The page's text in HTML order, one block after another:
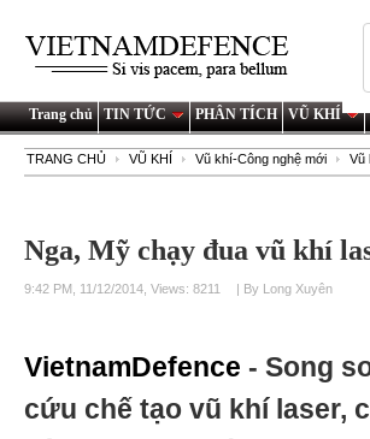
Trang chủ TIN TỨC PHÂN TÍCH VŨ KHÍ
TRANG CHỦ VŨ KHÍ Vũ khí-Công nghệ mới Vũ
Nga, Mỹ chạy đua vũ khí
9:42 PM, 11/12/2014, Views: 8211 | By Long Xuyên
VietnamDefence - Song
cứu chế tạo vũ khí laser,